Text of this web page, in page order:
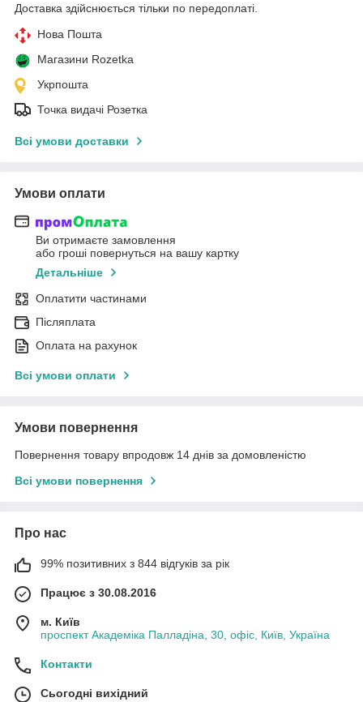
Доставка здійснюється тільки по передоплаті.
Нова Пошта
Магазини Rozetka
Укрпошта
Точка видачі Розетка
Всі умови доставки
Умови оплати
Ви отримаєте замовлення
або гроші повернуться на вашу картку
Детальніше
Оплатити частинами
Післяплата
Оплата на рахунок
Всі умови оплати
Умови повернення
Повернення товару впродовж 14 днів за домовленістю
Всі умови повернення
Про нас
99% позитивних з 844 відгуків за рік
Працює з 30.08.2016
м. Київ
проспект Академіка Палладіна, 30, офіс, Київ, Україна
Контакти
Сьогодні вихідний